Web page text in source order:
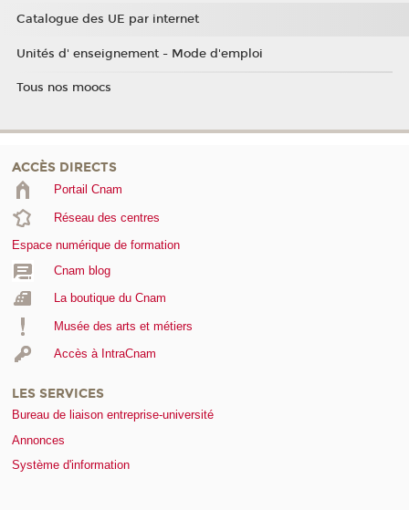
Catalogue des UE par internet
Unités d' enseignement - Mode d'emploi
Tous nos moocs
ACCÈS DIRECTS
Portail Cnam
Réseau des centres
Espace numérique de formation
Cnam blog
La boutique du Cnam
Musée des arts et métiers
Accès à IntraCnam
LES SERVICES
Bureau de liaison entreprise-université
Annonces
Système d'information